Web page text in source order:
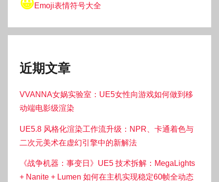
😀Emoji表情符号大全
近期文章
VVANNA女娲实验室：UE5女性向游戏如何做到移
动端电影级渲染
UE5.8 风格化渲染工作流升级：NPR、卡通着色与
二次元美术在虚幻引擎中的新解法
《战争机器：事变日》UE5 技术拆解：MegaLights
+ Nanite + Lumen 如何在主机实现稳定60帧全动态